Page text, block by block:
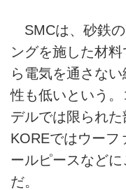
SMCは、砂鉄の
ングを施した材
ら電気を通さな
性も低いという
デルでは限られた
KOREではウーフ
ールピースなど
だ。